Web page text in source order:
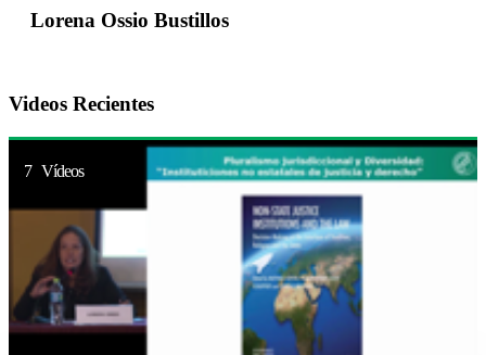
Lorena Ossio Bustillos
Videos Recientes
7 Vídeos